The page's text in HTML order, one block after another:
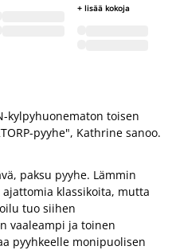
+ lisää kokoja
kylpyhuonematon toisen
pyyhe", Kathrine sanoo.
paksu pyyhe. Lämmin
klassikoita, mutta
tuo siihen
vaaleampi ja toinen
pyyhkeelle monipuolisen